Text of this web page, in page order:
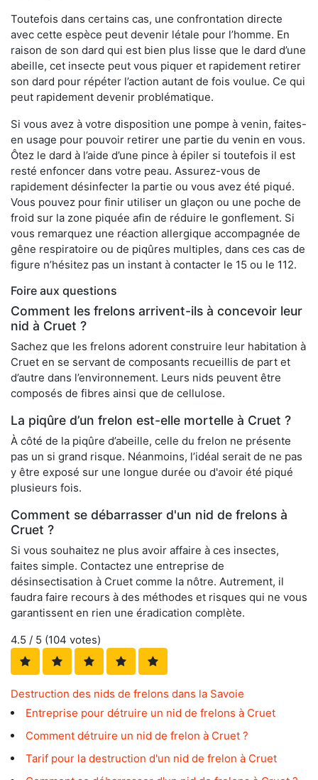
Toutefois dans certains cas, une confrontation directe
avec cette espèce peut devenir létale pour l’homme. En
raison de son dard qui est bien plus lisse que le dard d’une
abeille, cet insecte peut vous piquer et rapidement retirer
son dard pour répéter l’action autant de fois voulue. Ce qui
peut rapidement devenir problématique.
Si vous avez à votre disposition une pompe à venin, faites-
en usage pour pouvoir retirer une partie du venin en vous.
Ôtez le dard à l’aide d’une pince à épiler si toutefois il est
resté enfoncer dans votre peau. Assurez-vous de
rapidement désinfecter la partie ou vous avez été piqué.
Vous pouvez pour finir utiliser un glaçon ou une poche de
froid sur la zone piquée afin de réduire le gonflement. Si
vous remarquez une réaction allergique accompagnée de
gêne respiratoire ou de piqûres multiples, dans ces cas de
figure n’hésitez pas un instant à contacter le 15 ou le 112.
Foire aux questions
Comment les frelons arrivent-ils à concevoir leur
nid à Cruet ?
Sachez que les frelons adorent construire leur habitation à
Cruet en se servant de composants recueillis de part et
d’autre dans l’environnement. Leurs nids peuvent être
composés de fibres ainsi que de cellulose.
La piqûre d’un frelon est-elle mortelle à Cruet ?
À côté de la piqûre d’abeille, celle du frelon ne présente
pas un si grand risque. Néanmoins, l’idéal serait de ne pas
y être exposé sur une longue durée ou d'avoir été piqué
plusieurs fois.
Comment se débarrasser d'un nid de frelons à
Cruet ?
Si vous souhaitez ne plus avoir affaire à ces insectes,
faites simple. Contactez une entreprise de
désinsectisation à Cruet comme la nôtre. Autrement, il
faudra faire recours à des méthodes et risques qui ne vous
garantissent en rien une éradication complète.
4.5 / 5 (104 votes)
Destruction des nids de frelons dans la Savoie
Entreprise pour détruire un nid de frelons à Cruet
Comment détruire un nid de frelon à Cruet ?
Tarif pour la destruction d'un nid de frelon à Cruet